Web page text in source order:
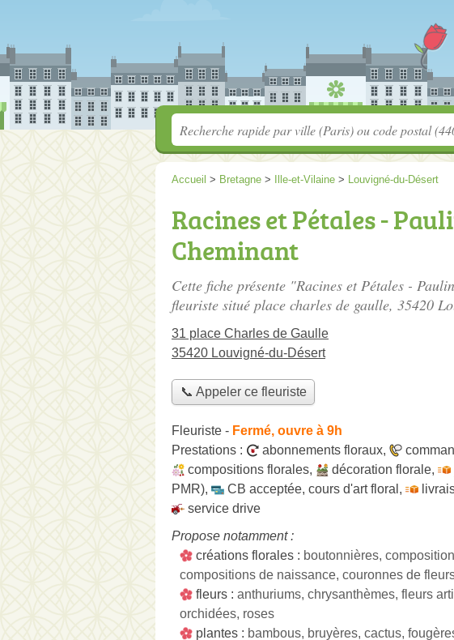
Accueil > Bretagne > Ille-et-Vilaine > Louvigné-du-Désert
Racines et Pétales -
Cheminant
Cette fiche présente "Racines et Pétales -
fleuriste situé place charles de gaulle, 35420
31 place Charles de Gaulle
35420 Louvigné-du-Désert
📞 Appeler ce fleuriste
Fleuriste - Fermé, ouvre à 9h
Prestations :
abonnements floraux,
compositions florales, décoration florale,
PMR), CB acceptée, cours d'art floral ,
service drive
Propose notamment :
créations florales : boutonnières,
compositions de naissance, couronnes de
fleurs : anthuriums, chrysanthèmes, fleurs
orchidées, roses
plantes : bambous, bruyères, cactus,